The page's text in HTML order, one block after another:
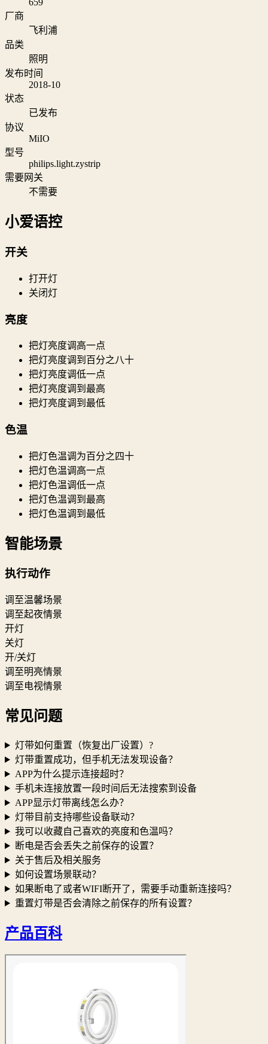
659
厂商
飞利浦
品类
照明
发布时间
2018-10
状态
已发布
协议
MiIO
型号
philips.light.zystrip
需要网关
不需要
小爱语控
开关
打开灯
关闭灯
亮度
把灯亮度调高一点
把灯亮度调到百分之八十
把灯亮度调低一点
把灯亮度调到最高
把灯亮度调到最低
色温
把灯色温调为百分之四十
把灯色温调高一点
把灯色温调低一点
把灯色温调到最高
把灯色温调到最低
智能场景
执行动作
调至温馨场景
调至起夜情景
开灯
关灯
开/关灯
调至明亮情景
调至电视情景
常见问题
灯带如何重置（恢复出厂设置）?
灯带重置成功，但手机无法发现设备？
APP为什么提示连接超时？
手机未连接放置一段时间后无法搜索到设备
APP显示灯带离线怎么办？
灯带目前支持哪些设备联动？
我可以收藏自己喜欢的亮度和色温吗？
断电是否会丢失之前保存的设置？
关于售后及相关服务
如何设置场景联动？
如果断电了或者WIFI断开了，需要手动重新连接吗？
重置灯带是否会清除之前保存的所有设置？
产品百科